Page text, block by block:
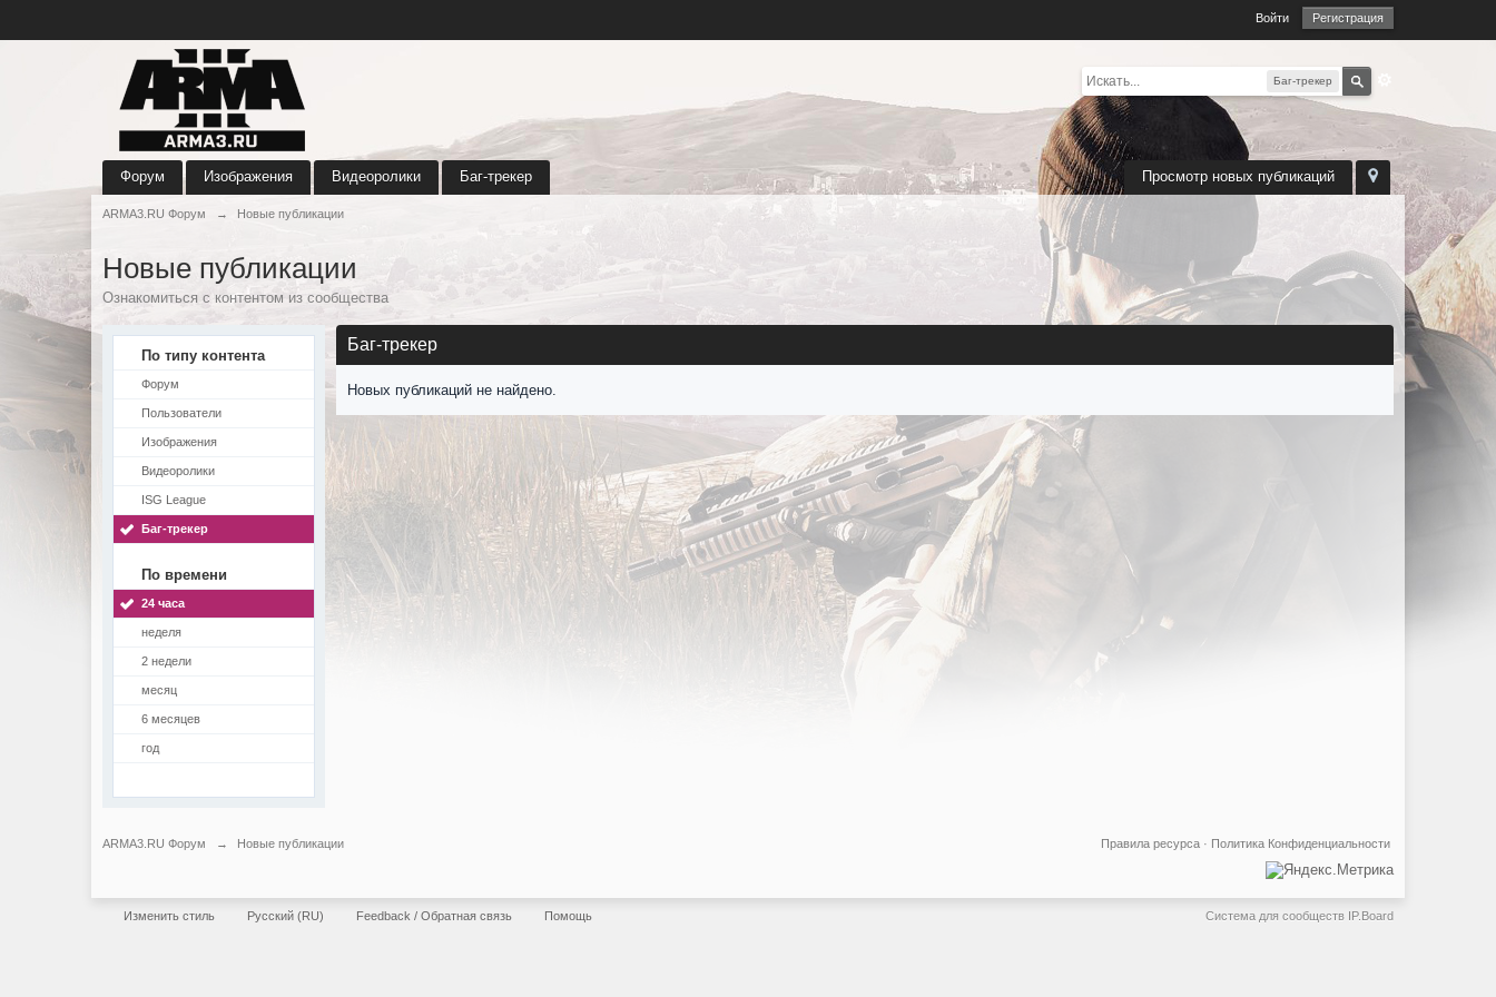
Войти Регистрация
Баг-трекер
Просмотр новых публикаций
Форум Изображения Видеоролики Баг-трекер
ARMA3.RU Форум → Новые публикации
Новые публикации
Ознакомиться с контентом из сообщества
По типу контента
Форум
Пользователи
Изображения
Видеоролики
ISG League
Баг-трекер
По времени
24 часа
неделя
2 недели
месяц
6 месяцев
год
Баг-трекер
Новых публикаций не найдено.
ARMA3.RU Форум → Новые публикации Политика Конфиденциальности
Правила ресурса ·
Изменить стиль Русский (RU) Feedback / Обратная связь Помощь Система для сообществ IP.Board